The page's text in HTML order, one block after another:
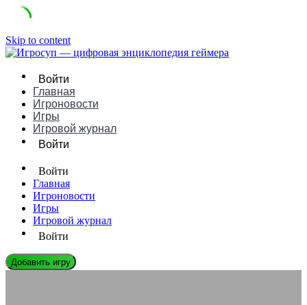
Skip to content
Войти
Главная
Игроновости
Игры
Игровой журнал
Войти
Войти
Главная
Игроновости
Игры
Игровой журнал
Войти
Добавить игру